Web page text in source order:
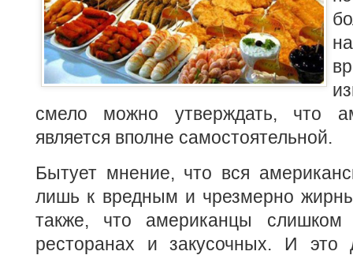
смело можно утверждать, что
является вполне самостоятельной.
Бытует мнение, что вся
лишь к вредным и чрезмерно
также, что американцы слишком
ресторанах и закусочных. И это